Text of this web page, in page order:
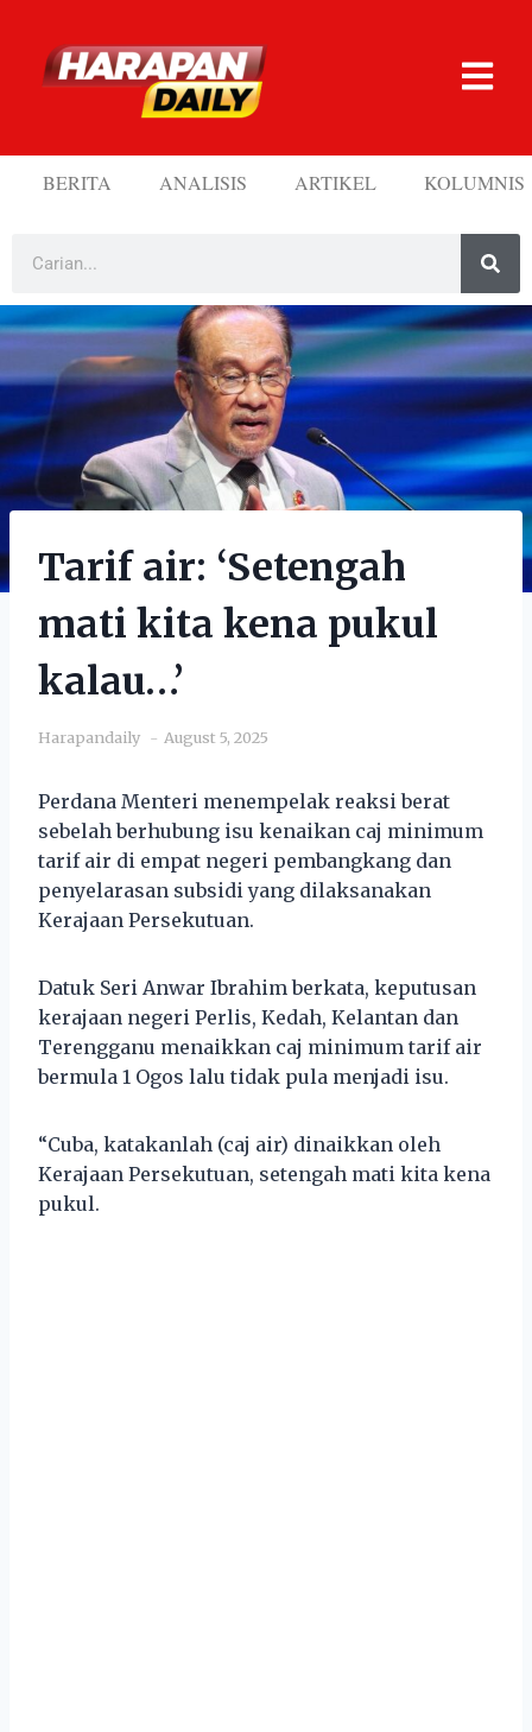
BERITA ANALISIS ARTIKEL KOLUMNIS
Tarif air: ‘Setengah
mati kita kena pukul
kalau…’
Harapandaily August 5, 2025
Perdana Menteri menempelak reaksi berat
sebelah berhubung isu kenaikan caj minimum
tarif air di empat negeri pembangkang dan
penyelarasan subsidi yang dilaksanakan
Kerajaan Persekutuan.
Datuk Seri Anwar Ibrahim berkata, keputusan
kerajaan negeri Perlis, Kedah, Kelantan dan
Terengganu menaikkan caj minimum tarif air
bermula 1 Ogos lalu tidak pula menjadi isu.
“Cuba, katakanlah (caj air) dinaikkan oleh
Kerajaan Persekutuan, setengah mati kita kena
pukul.